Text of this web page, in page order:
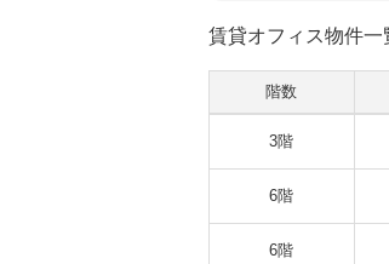
賃貸オフィス物件
階数
3階
6階
6階